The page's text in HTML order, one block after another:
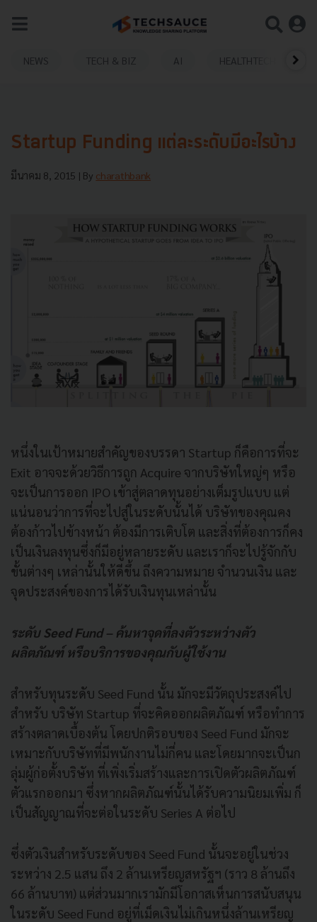
NEWS TECH & BIZ AI HEALTHTECH
Startup Funding แต่ละระดับมีอะไรบ้าง
มีนาคม 8, 2015 | By charathbank
หนึ่งในเป้าหมายสำคัญของบรรดา Startup ก็คือการที่จะ
Exit อาจจะด้วยวิธีการถูก Acquire จากบริษัทใหญ่ๆ หรือ
จะเป็นการออก IPO เข้าสู่ตลาดทุนอย่างเต็มรูปแบบ แต่
แน่นอนว่าการที่จะไปสู่ในระดับนั้นได้ บริษัทของคุณคง
ต้องก้าวไปข้างหน้า ต้องมีการเติบโต และสิ่งที่ต้องการก็คง
เป็นเงินลงทุนซึ่งก็มีอยู่หลายระดับ และเราก็จะไปรู้จักกับ
ขั้นต่างๆ เหล่านั้นให้ดีขึ้น ถึงความหมาย จำนวนเงิน และ
จุดประสงค์ของการได้รับเงินทุนเหล่านั้น
ระดับ Seed Fund – ค้นหาจุดที่ลงตัวระหว่างตัว
ผลิตภัณฑ์ หรือบริการของคุณกับผู้ใช้งาน
สำหรับทุนระดับ Seed Fund นั้น มักจะมีวัตถุประสงค์ไป
สำหรับ บริษัท Startup ที่จะคิดออกผลิตภัณฑ์ หรือทำการ
สร้างตลาดเบื้องต้น โดยปกติรอบของ Seed Fund มักจะ
เหมาะกับบริษัทที่มีพนักงานไม่กี่คน และโดยมากจะเป็นก
ลุ่มผู้ก่อตั้งบริษัท ที่เพิ่งเริ่มสร้างและการเปิดตัวผลิตภัณฑ์
ตัวแรกออกมา ซึ่งหากผลิตภัณฑ์นั้นได้รับความนิยมเพิ่ม ก็
เป็นสัญญาณที่จะต่อในระดับ Series A ต่อไป
ซึ่งตัวเงินสำหรับระดับของ Seed Fund นั้นจะอยู่ในช่วง
ระหว่าง 2.5 แสน ถึง 2 ล้านเหรียญสหรัฐฯ (ราว 8 ล้านถึง
66 ล้านบาท) แต่ส่วนมากเรามักมีโอกาสเห็นการสนับสนุน
ในระดับ Seed Fund อยู่ที่เม็ดเงินไม่เกินหนึ่งล้านเหรียญ